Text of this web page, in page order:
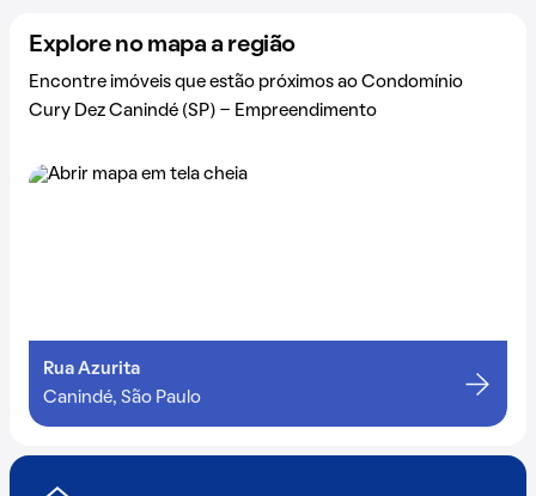
Explore no mapa a região
Encontre imóveis que estão próximos ao Condomínio
Cury Dez Canindé (SP) - Empreendimento
Rua Azurita
Canindé, São Paulo